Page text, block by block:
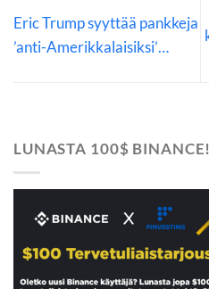
Eric Trump syyttää pankkeja
’anti-Amerikkalaisiksi’…
LUNASTA 100$ BINANCE!